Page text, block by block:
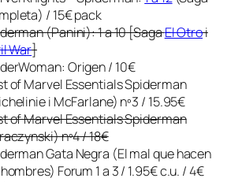
/ 15€ pack
(Panini): 1 a 10 [SagaEl Otroi
War]
Origen / 10€
of Marvel Essentials Spiderman
i McFarlane) nº3 / 15.95€
of Marvel Essentials Spiderman
nº4 / 18€
Gata Negra (El mal que hacen
Forum 1 a 3 / 1.95€ c.u. / 4€